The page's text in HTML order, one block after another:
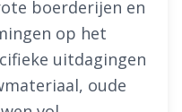
boerderijen en
op het
uitdagingen
oude